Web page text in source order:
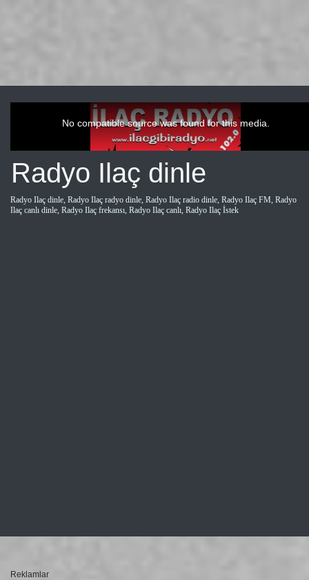
No compatible source was found for this media.
Radyo Ilaç dinle
Radyo Ilaç dinle, Radyo Ilaç radyo dinle, Radyo Ilaç radio dinle, Radyo Ilaç FM, Radyo
Ilaç canlı dinle, Radyo Ilaç frekansı, Radyo Ilaç canlı, Radyo Ilaç İstek
Reklamlar